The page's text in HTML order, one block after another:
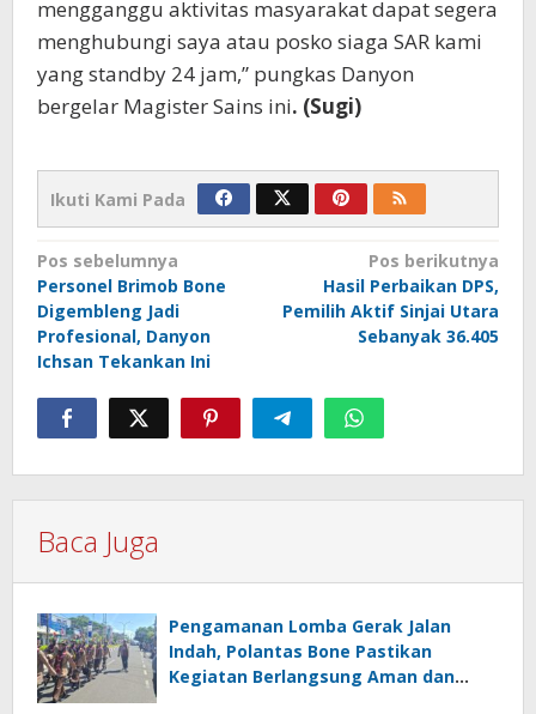
mengganggu aktivitas masyarakat dapat segera
menghubungi saya atau posko siaga SAR kami
yang standby 24 jam,” pungkas Danyon
bergelar Magister Sains ini. (Sugi)
Ikuti Kami Pada
Navigasi
pos
Pos sebelumnya
Personel Brimob Bone
Digembleng Jadi
Profesional, Danyon
Ichsan Tekankan Ini
Pos berikutnya
Hasil Perbaikan DPS,
Pemilih Aktif Sinjai Utara
Sebanyak 36.405
Baca Juga
Pengamanan Lomba Gerak Jalan
Indah, Polantas Bone Pastikan
Kegiatan Berlangsung Aman dan